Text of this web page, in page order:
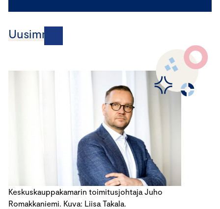
Uusimmat
Keskuskauppakamarin toimitusjohtaja Juho
Romakkaniemi. Kuva: Liisa Takala.